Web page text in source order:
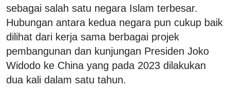
sebagai salah satu negara Islam terbesar.
Hubungan antara kedua negara pun cukup baik
dilihat dari kerja sama berbagai projek
pembangunan dan kunjungan Presiden Joko
Widodo ke China yang pada 2023 dilakukan
dua kali dalam satu tahun.